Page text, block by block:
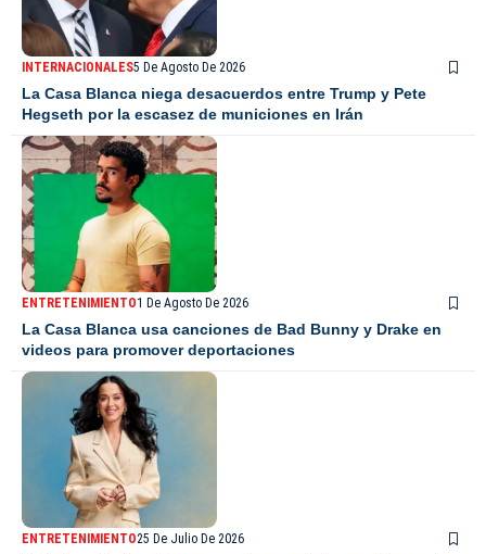
INTERNACIONALES5 De Agosto De 2026
La Casa Blanca niega desacuerdos entre Trump y Pete
Hegseth por la escasez de municiones en Irán
ENTRETENIMIENTO1 De Agosto De 2026
La Casa Blanca usa canciones de Bad Bunny y Drake en
videos para promover deportaciones
ENTRETENIMIENTO25 De Julio De 2026